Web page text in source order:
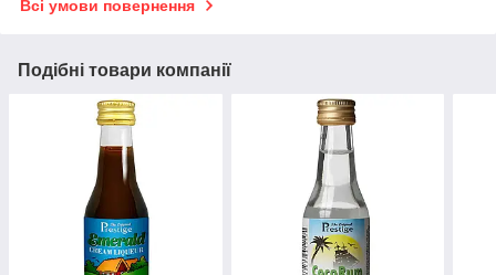
Всі умови повернення
Подібні товари компанії